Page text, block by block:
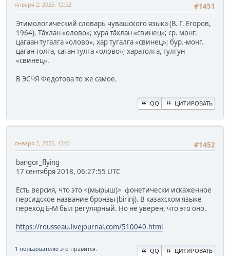
#1451
января 2, 2025, 12:52
Этимологический словарь чувашского языка (В. Г. Егоров,
1964). Тăхлан «олово»; хура тăхлан «свинец»; ср. монг.
цагаан тугалга «олово», хар тугалга «свинец»; бур.-монг.
цаган толга, саган тулга «олово»; харатолга, тулгун
«свинец».
В ЭСЧЯ Федотова то же самое.
QQ ЦИТИРОВАТЬ
#1452
января 2, 2025, 13:01
bangor_flying
17 сентября 2018, 06:27:55 UTC
Есть версия, что это <(мырыш)> фонетически искаженное
персидское название бронзы (birinj). В казахском языке
переход Б-М был регулярный. Но не уверен, что это оно.
https://rousseau.livejournal.com/510040.html
1 пользователю это нравится. QQ ЦИТИРОВАТЬ